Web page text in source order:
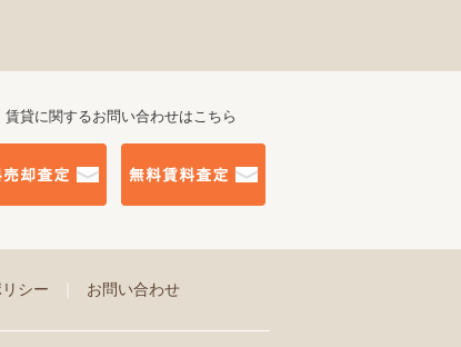
賃貸に関するお問い合わせはこちら
シー お問い合わせ